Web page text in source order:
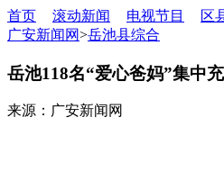
首页 滚动新闻 电视节目 区
广安新闻网>岳池县综合
岳池118名“爱心爸妈”集中
来源：广安新闻网